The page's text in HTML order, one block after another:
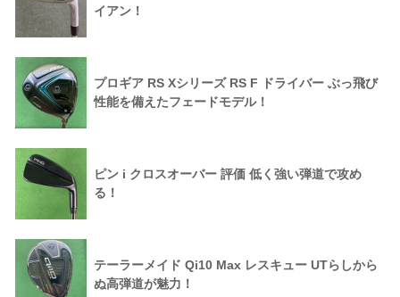
イアン！
プロギア RS Xシリーズ RS F ドライバー ぶっ飛び
性能を備えたフェードモデル！
ピン i クロスオーバー 評価 低く強い弾道で攻め
る！
テーラーメイド Qi10 Max レスキュー UTらしから
ぬ高弾道が魅力！